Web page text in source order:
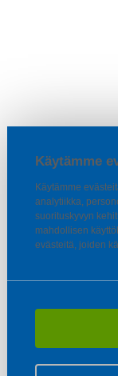
Käytämme
Käytämme
analytiikka,
suorituskyvyn
mahdollisen
evästeitä, joiden